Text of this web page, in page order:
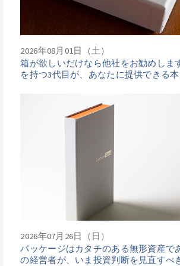
2026年08月01日（土）
箱が欲しいだけなら他社をお勧めしま
を持つ3代目が、あなたに提供できる
2026年07月26日（日）
パッケージはカタチのある無形資産で
の経営者が、いま投資判断を見直すべ